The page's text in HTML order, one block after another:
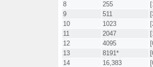
8
255
9
511
10
1023
11
2047
12
4095
13
8191*
14
16,383